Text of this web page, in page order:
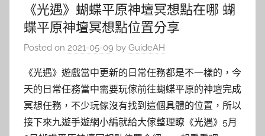
《光遇》蝴蝶平原神壇冥想點在哪 蝴
蝶平原神壇冥想點位置分享
Posted on 2021-05-09 by GuideAH
《光遇》遊戲當中更新的日常任務都是不一樣的，今
天的日常任務當中需要玩傢前往蝴蝶平原的神壇完成
冥想任務，不少玩傢沒有找到這個具體的位置，所以
接下來九遊手遊網小編就給大傢整理瞭《光遇》5月